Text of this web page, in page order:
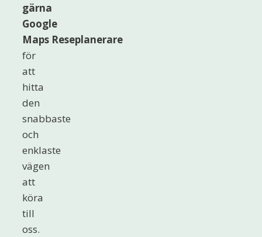
gärna
Google
Maps Reseplanerare
för
att
hitta
den
snabbaste
och
enklaste
vägen
att
köra
till
oss.